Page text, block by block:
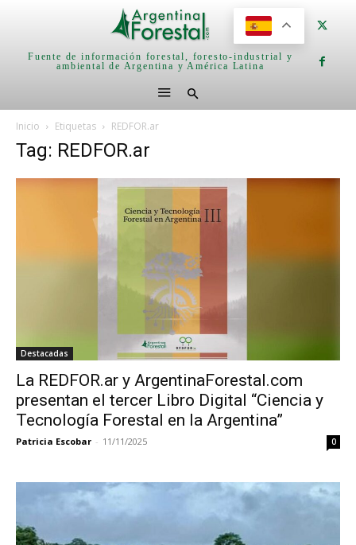
Fuente de información forestal, foresto-industrial y
ambiental de Argentina y América Latina
Inicio Etiquetas REDFOR.ar
Tag: REDFOR.ar
Destacadas
La REDFOR.ar y ArgentinaForestal.com
presentan el tercer Libro Digital “Ciencia y
Tecnología Forestal en la Argentina”
Patricia Escobar - 11/11/2025 0